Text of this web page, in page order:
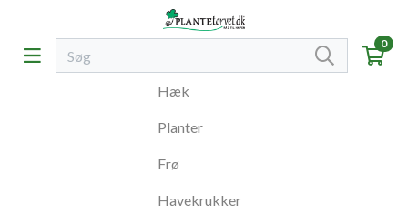
0
Hæk
Planter
Frø
Havekrukker